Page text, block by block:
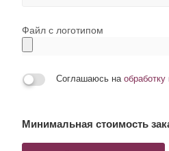
Файл с логотипом
Соглашаюсь на
Минимальная стоимость